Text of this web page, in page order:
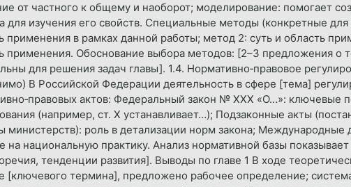
от частного к общему и наоборот; моделирование: помогает
для изучения его свойств. Специальные методы (конкретные
применения в рамках данной работы; метод 2: суть и область
применения. Обоснование выбора методов: [2–3 предложения о
для решения задач главы]. 1.4. Нормативно‑правовое
В Российской Федерации деятельность в сфере [тема]
актов: Федеральный закон № XXX «О…»: ключевые
(например, ст. X устанавливает…); Подзаконные акты
министерств): роль в детализации норм закона; Международные
на национальную практику. Анализ нормативной базы
тенденции развития]. Выводы по главе 1 В ходе
[ключевого термина], предложено рабочее определение;